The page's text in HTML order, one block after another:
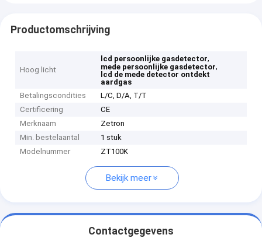
Productomschrijving
Hoog licht
lcd persoonlijke gasdetector,
mede persoonlijke gasdetector,
lcd de mede detector ontdekt
aardgas
Betalingscondities
L/C, D/A, T/T
Certificering
CE
Merknaam
Zetron
Min. bestelaantal
1 stuk
Modelnummer
ZT100K
Bekijk meer
Contactgegevens